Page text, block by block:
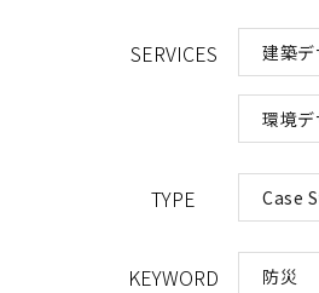
SERVICES 建築
環境
TYPE Case
KEYWORD 防災